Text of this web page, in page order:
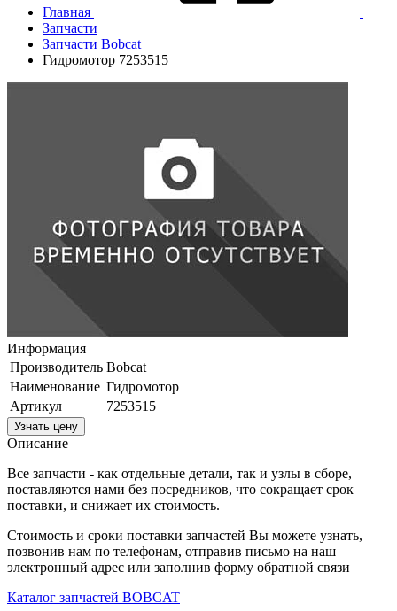
Главная
Запчасти
Запчасти Bobcat
Гидромотор 7253515
Информация
Производитель Bobcat
Наименование Гидромотор
Артикул
7253515
Узнать цену
Описание
Все запчасти - как отдельные детали, так и узлы в сборе,
поставляются нами без посредников, что сокращает срок
поставки, и снижает их стоимость.
Стоимость и сроки поставки запчастей Вы можете узнать,
позвонив нам по телефонам, отправив письмо на наш
электронный адрес или заполнив форму обратной связи
Каталог запчастей BOBCAT